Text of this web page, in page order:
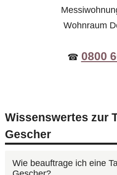
Wohnraum
☎ 0800
Wissenswertes zur
Gescher
Wie beauftrage ich eine